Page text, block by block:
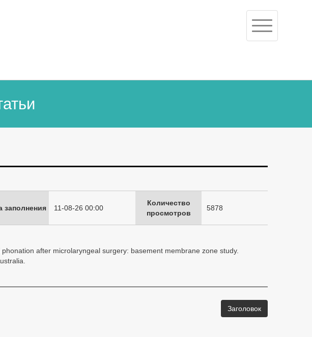
Toggle
navigation
заполнения 11-08-26 00:00
Количество
просмотров
5878
after microlaryngeal surgery: basement membrane zone study.
Заголовок